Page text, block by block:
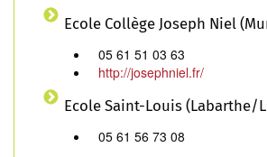
Ecole Collège Joseph Niel
05 61 51 03 63
http://josephniel.fr/
Ecole Saint-Louis (Labarthe/
05 61 56 73 08